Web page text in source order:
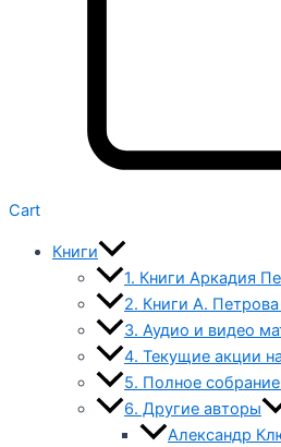
Cart
Книги
1. Книги Аркадия
2. Книги А.
3. Аудио и видео
4. Текущие акции
5. Полное
6. Другие авторы
Александр